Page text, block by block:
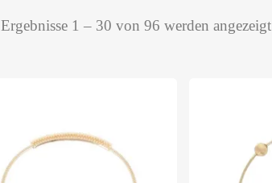
Ergebnisse 1 – 30 von 96 werden angezeigt